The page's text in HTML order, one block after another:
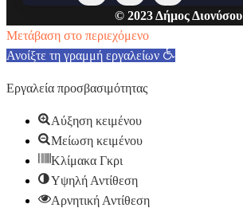
© 2023 Δήμος Διονύσου
Μετάβαση στο περιεχόμενο
Ανοίξτε τη γραμμή εργαλείων
Εργαλεία προσβασιμότητας
Αύξηση κειμένου
Μείωση κειμένου
Κλίμακα Γκρι
Υψηλή Αντίθεση
Αρνητική Αντίθεση